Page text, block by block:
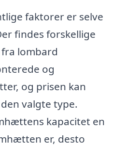
faktorer er selve
findes forskellige
lombard
og
og prisen kan
valgte type.
kapacitet en
er, desto